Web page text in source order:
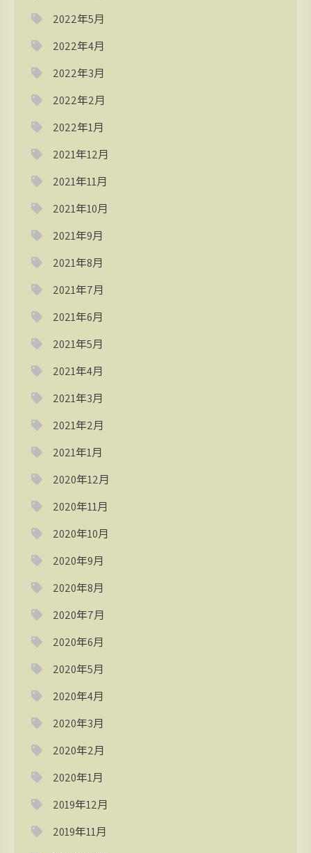
2022年5月
2022年4月
2022年3月
2022年2月
2022年1月
2021年12月
2021年11月
2021年10月
2021年9月
2021年8月
2021年7月
2021年6月
2021年5月
2021年4月
2021年3月
2021年2月
2021年1月
2020年12月
2020年11月
2020年10月
2020年9月
2020年8月
2020年7月
2020年6月
2020年5月
2020年4月
2020年3月
2020年2月
2020年1月
2019年12月
2019年11月